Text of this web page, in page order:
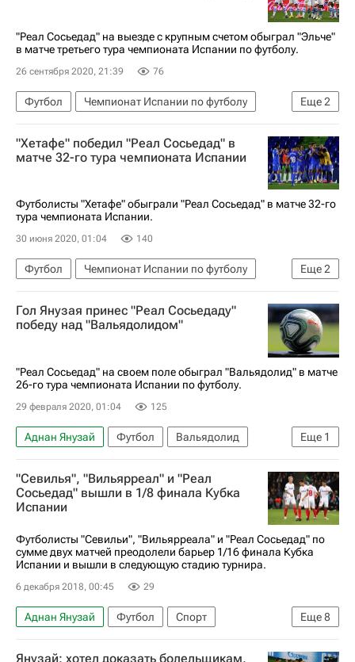
"Реал Сосьедад" на выезде с крупным счетом обыграл "Эльче"
в матче третьего тура чемпионата Испании по футболу.
26 сентября 2020, 21:39 76
Еще2
Футбол
Чемпионат Испании по футболу
Эльче
Реал Сосьедад
"Хетафе" победил "Реал Сосьедад" в
матче 32-го тура чемпионата Испании
Футболисты "Хетафе" обыграли "Реал Сосьедад" в матче 32-го
тура чемпионата Испании.
30 июня 2020, 01:04 140
Еще2
Футбол
Чемпионат Испании по футболу
Реал Сосьедад
Хетафе
Гол Янузая принес "Реал Сосьедаду"
победу над "Вальядолидом"
"Реал Сосьедад" на своем поле обыграл "Вальядолид" в матче
26-го тура чемпионата Испании по футболу.
29 февраля 2020, 01:04 125
Еще 1
Аднан Янузай Футбол
Вальядолид
Реал Сосьедад
"Севилья", "Вильярреал" и "Реал
Сосьедад" вышли в 1/8 финала Кубка
Испании
Футболисты "Севильи", "Вильярреала" и "Реал Сосьедад" по
сумме двух матчей преодолели барьер 1/16 финала Кубка
Испании и вышли в следующую стадию турнира.
6 декабря 2018, 00:45 29
Еще8
Аднан Янузай Футбол
Спорт
Кубок Испании
Севилья
Реал Сосьедад
Янузай: хотел доказать болельщикам,